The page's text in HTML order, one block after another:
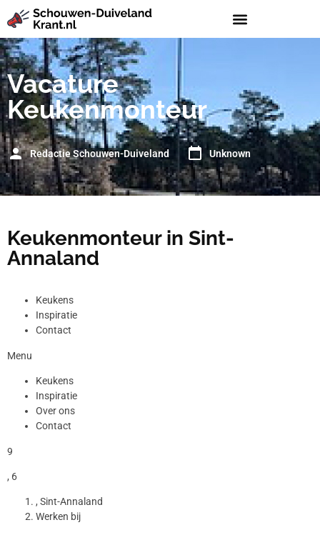
Vacature
Keukenmonteur
Redactie Schouwen-Duiveland Unknown
Keukenmonteur in Sint-
Annaland
Keukens
Inspiratie
Contact
Menu
Keukens
Inspiratie
Over ons
Contact
9
, 6
, Sint-Annaland
Werken bij